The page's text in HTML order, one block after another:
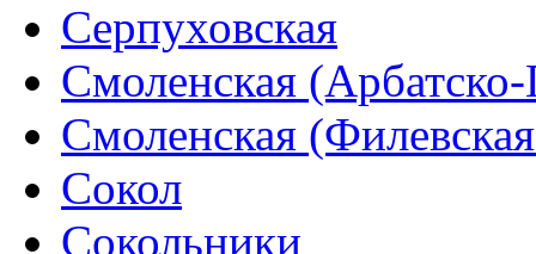
Серпуховская
Смоленская
Смоленская
Сокол
Сокольники